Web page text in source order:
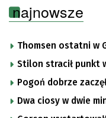
najnowsze
Thomsen ostatni w
Stilon stracił punkt
Pogoń dobrze
Dwa ciosy w dwie